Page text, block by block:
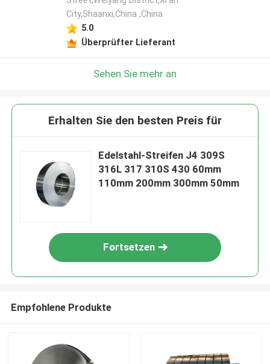
City,Shaanxi,China ,China
5.0
Überprüfter Lieferant
Sehen Sie mehr an
Erhalten Sie den besten Preis für
Edelstahl-Streifen J4 309S
316L 317 310S 430 60mm
110mm 200mm 300mm 50mm
Fortsetzen
Empfohlene Produkte